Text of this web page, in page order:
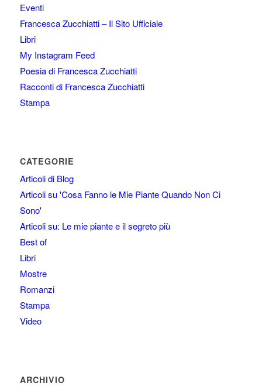
Eventi
Francesca Zucchiatti – Il Sito Ufficiale
Libri
My Instagram Feed
Poesia di Francesca Zucchiatti
Racconti di Francesca Zucchiatti
Stampa
CATEGORIE
Articoli di Blog
Articoli su 'Cosa Fanno le Mie Piante Quando Non Ci
Sono'
Articoli su: Le mie piante e il segreto più
Best of
Libri
Mostre
Romanzi
Stampa
Video
ARCHIVIO